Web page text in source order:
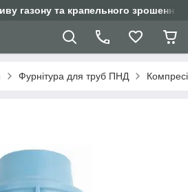
газону та крапельного зрошення
Фурнітура для труб ПНД